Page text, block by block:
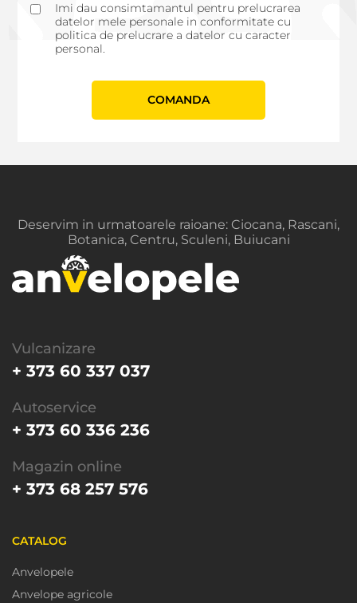
Imi dau consimtamantul pentru prelucrarea
datelor mele personale in conformitate cu
politica de prelucrare a datelor cu caracter
personal.
СOMANDA
Deservim in urmatoarele raioane: Ciocana, Rascani,
Botanica, Centru, Sculeni, Buiucani
Vulcanizare
+ 373 60 337 037
Autoservice
+ 373 60 336 236
Magazin online
+ 373 68 257 576
CATALOG
Anvelopele
Anvelope agricole